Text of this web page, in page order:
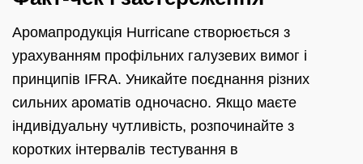
Аромапродукція Hurricane створюється з
урахуванням профільних галузевих вимог і
принципів IFRA. Уникайте поєднання різних
сильних ароматів одночасно. Якщо маєте
індивідуальну чутливість, розпочинайте з
коротких інтервалів тестування в